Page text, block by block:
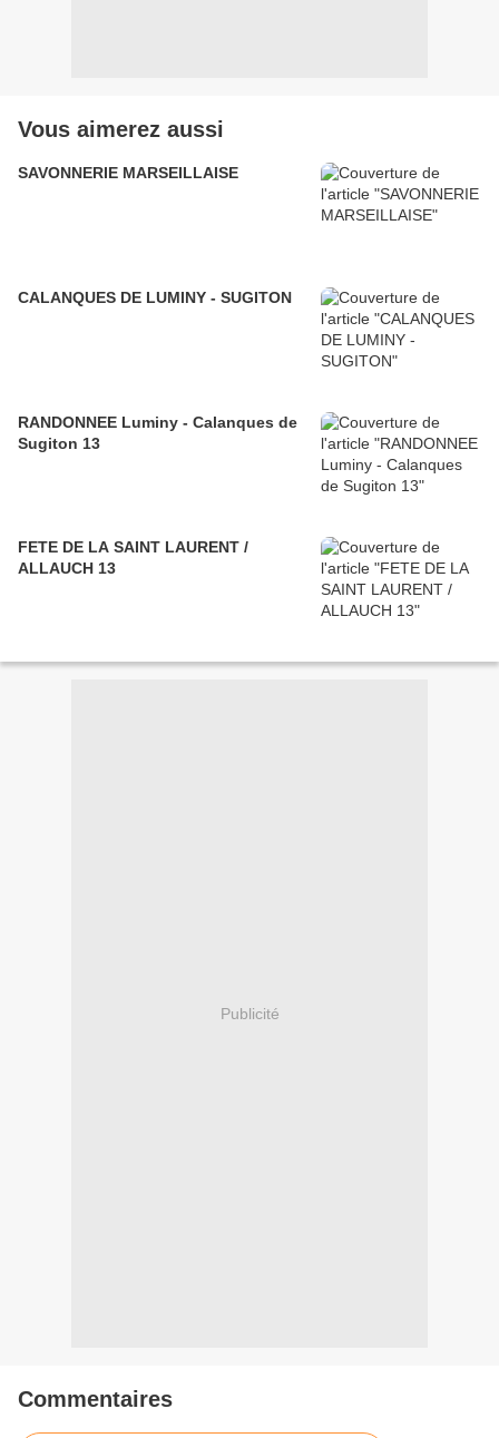
Vous aimerez aussi
SAVONNERIE MARSEILLAISE
CALANQUES DE LUMINY - SUGITON
RANDONNEE Luminy - Calanques de
Sugiton 13
FETE DE LA SAINT LAURENT /
ALLAUCH 13
Publicité
Commentaires